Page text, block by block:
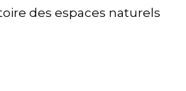
des espaces naturels